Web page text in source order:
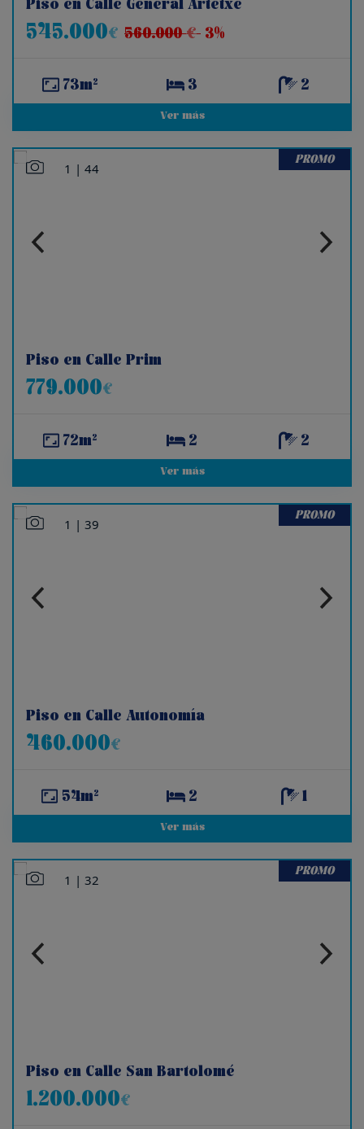
Piso en Calle General Artetxe
545.000€ 560.000€ 3%
73m² 3 2
Ver más
PROMO
1 | 44
Piso en Calle Prim
779.000€
72m² 2 2
Ver más
PROMO
1 | 39
Piso en Calle Autonomía
460.000€
54m² 2 1
Ver más
PROMO
1 | 32
Piso en Calle San Bartolomé
1.200.000€